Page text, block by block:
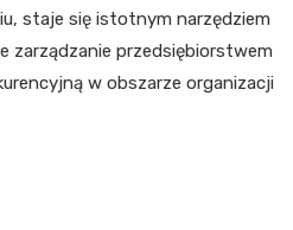
staje się istotnym narzędziem
zarządzanie przedsiębiorstwem
w obszarze organizacji